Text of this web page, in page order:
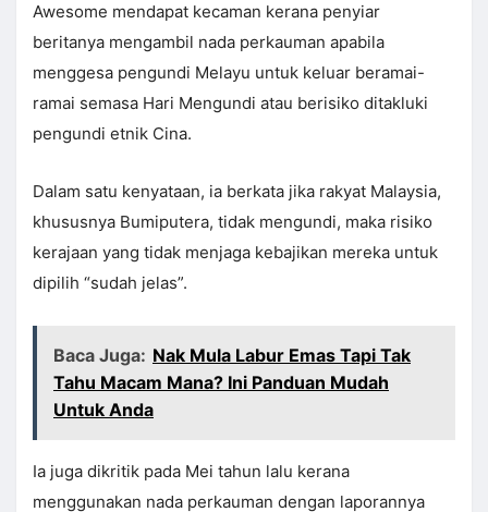
Awesome mendapat kecaman kerana penyiar
beritanya mengambil nada perkauman apabila
menggesa pengundi Melayu untuk keluar beramai-
ramai semasa Hari Mengundi atau berisiko ditakluki
pengundi etnik Cina.
Dalam satu kenyataan, ia berkata jika rakyat Malaysia,
khususnya Bumiputera, tidak mengundi, maka risiko
kerajaan yang tidak menjaga kebajikan mereka untuk
dipilih “sudah jelas”.
Baca Juga: Nak Mula Labur Emas Tapi Tak
Tahu Macam Mana? Ini Panduan Mudah
Untuk Anda
Ia juga dikritik pada Mei tahun lalu kerana
menggunakan nada perkauman dengan laporannya